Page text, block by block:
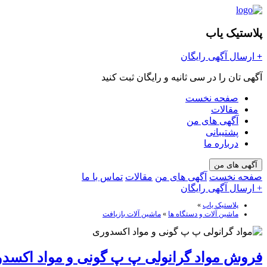
پلاستیک یاب
+ ارسال آگهی رایگان
آگهی تان را در سی ثانیه و رایگان ثبت کنید
صفحه نخست
مقالات
آگهی های من
پشتیبانی
درباره ما
آگهی های من
صفحه نخست آگهی های من مقالات تماس با ما
+ ارسال آگهی رایگان
پلاستیک یاب »
ماشین آلات و دستگاه ها » ماشین آلات بازیافت
فروش مواد گرانولی پ پ گونی و مواد